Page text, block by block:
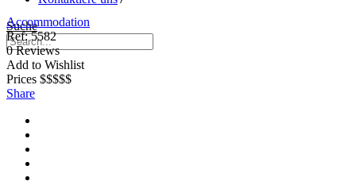
Suche
Accommodation
Ref: 5582
0Reviews
Add to Wishlist
Prices $$$$$
Share